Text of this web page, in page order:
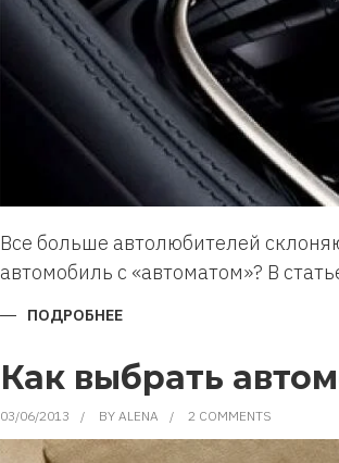
Все больше автолюбителей
автомобиль с «автоматом»? В
ПОДРОБНЕЕ
С
КОРОБКОЙ
АВТОМАТ.
АВТОМОБИЛИ
С
АВТОМАТОМ.
Как выбрать
03/06/2013 BY ALENA 2 COMMENTS